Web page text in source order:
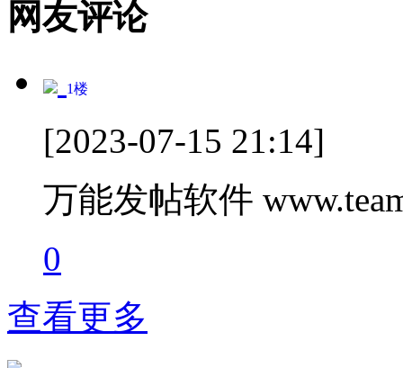
网友评论
1楼
[2023-07-15 21:14]
万能发帖软件
0
查看更多